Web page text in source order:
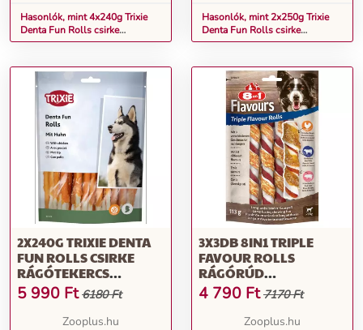
Hasonlók, mint 4x240g Trixie
Denta Fun Rolls csirke
rágótekercs kutyáknak, 120xkb.
Hasonlók, mint 2x250g Trixie
Denta Fun Rolls csirke
rágótekercs kutyáknak, 6xkb.
2X240G TRIXIE DENTA
FUN ROLLS CSIRKE
RÁGÓTEKERCS
KUTYÁKNAK, 60XKB.
12CM
5 990 Ft 6180 Ft
Zooplus.hu
3X3DB 8IN1 TRIPLE
FAVOUR ROLLS
RÁGÓRÚD
KUTYASNACK 2+1
INGYEN
4 790 Ft 7170 Ft
Zooplus.hu